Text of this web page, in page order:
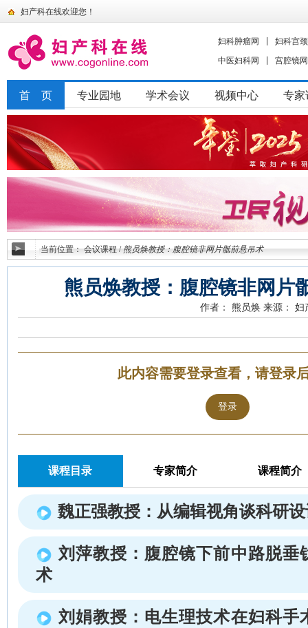
妇产科在线欢迎您！
妇科肿瘤网
妇科宫
中医妇科网
宫腔镜网
首 页 专业园地 学术会议 视频中心 专家
当前位置：会议课程 / 熊员焕教授：腹腔镜非网片骶前悬吊术
熊员焕教授：腹腔镜非网片
作者： 熊员焕 来源： 妇
此内容需要登录查看，请登录
登录
课程目录 专家简介 课程简介
魏正强教授：从编辑视角谈科研
刘萍教授：腹腔镜下前中路脱垂
术
刘娟教授：电生理技术在妇科手